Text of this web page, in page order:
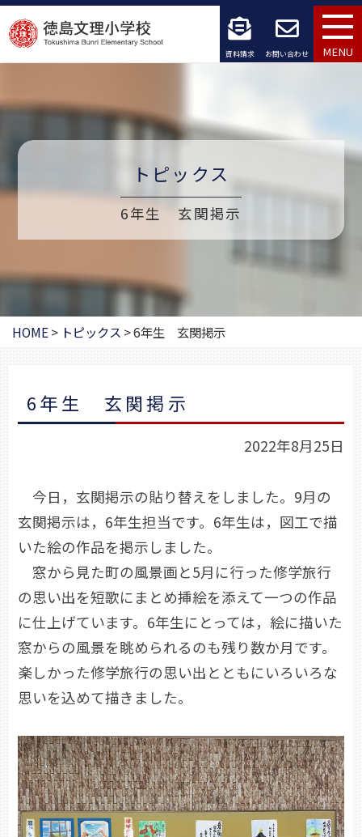
コ
ン
ン
ス
ッ
資料請求 お問い合わせ MENU
トピックス
6年生 玄関掲示
HOME> トピックス >6年生 玄関掲示
6年生 玄関掲示
2022年8月25日
今日，玄関掲示の貼り替えをしました。9月の
玄関掲示は，6年生担当です。6年生は，図工で描
いた絵の作品を掲示しました。
窓から見た町の風景画と5月に行った修学旅行
の思い出を短歌にまとめ挿絵を添えて一つの作品
に仕上げています。6年生にとっては，絵に描いた
窓からの風景を眺められるのも残り数か月です。
楽しかった修学旅行の思い出とともにいろいろな
思いを込めて描きました。